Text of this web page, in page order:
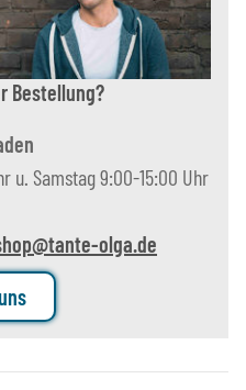
Bestellung?
u. Samstag 9:00-15:00 Uhr
olga.de